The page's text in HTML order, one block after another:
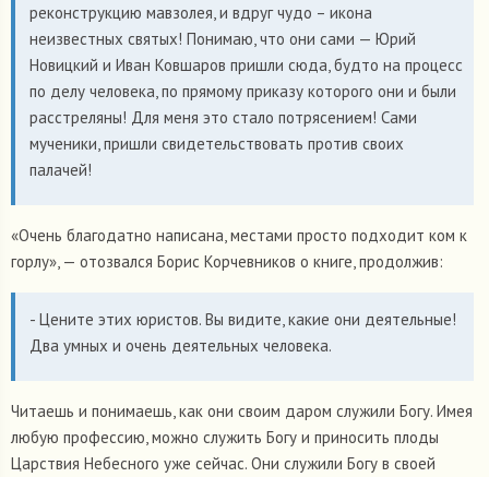
реконструкцию мавзолея, и вдруг чудо – икона
неизвестных святых! Понимаю, что они сами — Юрий
Новицкий и Иван Ковшаров пришли сюда, будто на процесс
по делу человека, по прямому приказу которого они и были
расстреляны! Для меня это стало потрясением! Сами
мученики, пришли свидетельствовать против своих
палачей!
«Очень благодатно написана, местами просто подходит ком к
горлу», — отозвался Борис Корчевников о книге, продолжив:
- Цените этих юристов. Вы видите, какие они деятельные!
Два умных и очень деятельных человека.
Читаешь и понимаешь, как они своим даром служили Богу. Имея
любую профессию, можно служить Богу и приносить плоды
Царствия Небесного уже сейчас. Они служили Богу в своей